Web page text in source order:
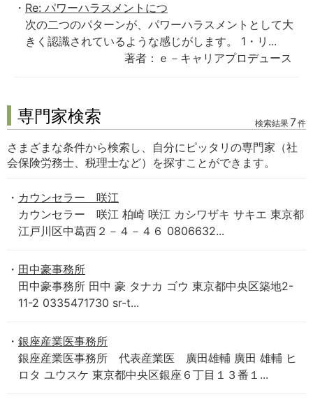
Re: パワーハラスメントにつ
次の二つのパターンが、パワーハラスメントとして大
きく認識されているような感じがします。 1・リ...
著者：ｅ－キャリアプロデュース
専門家検索 検索結果7件
さまざまな条件から検索し、自分にピッタリの専門家（社
会保険労務士、税理士など）を探すことができます。
カウンセラー 咲江
カウンセラー 咲江 柏崎 咲江 カシワザキ サキエ 東京都
江戸川区中葛西２－４－４６ 0806632...
田中豪事務所
田中豪事務所 田中 豪 タナカ ゴウ 東京都中央区築地2-
11-2 0335471730 sr-t...
銀座産業医事務所
銀座産業医事務所 代表産業医 廣田雄輔 廣田 雄輔 ヒ
ロタ ユウスケ 東京都中央区銀座６丁目１３番１...